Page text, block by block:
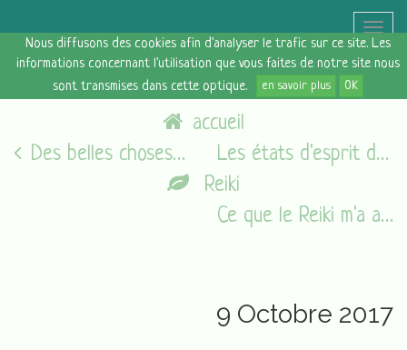
Nous diffusons des cookies afin d'analyser le trafic sur ce site. Les
informations concernant l'utilisation que vous faites de notre site nous
sont transmises dans cette optique.
en savoir plus OK
Toggle
accueil
Des belles choses [08 octobre 2017]
Les états d'esprit du vendredi [13/10/17]
Reiki
Ce que le Reiki m'a apporté
9 Octobre 2017